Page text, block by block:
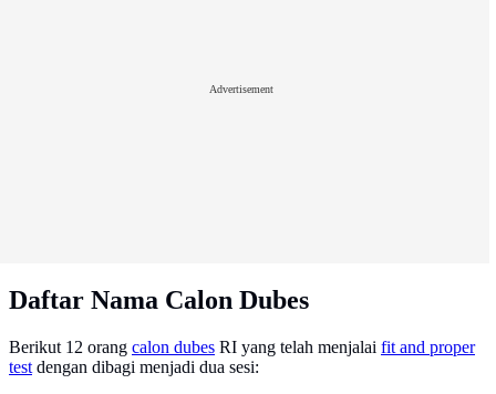
Advertisement
Daftar Nama Calon Dubes
Berikut 12 orang calon dubes RI yang telah menjalai fit and proper
test dengan dibagi menjadi dua sesi: